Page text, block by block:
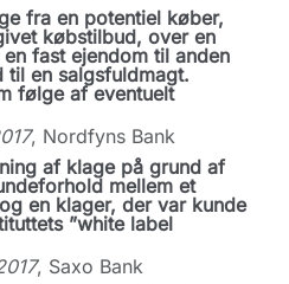
fra en potentiel køber,
købstilbud, over en
fast ejendom til anden
til en salgsfuldmagt.
følge af eventuelt
, Nordfyns Bank
af klage på grund af
mellem et
en klager, der var kunde
”white label
, Saxo Bank